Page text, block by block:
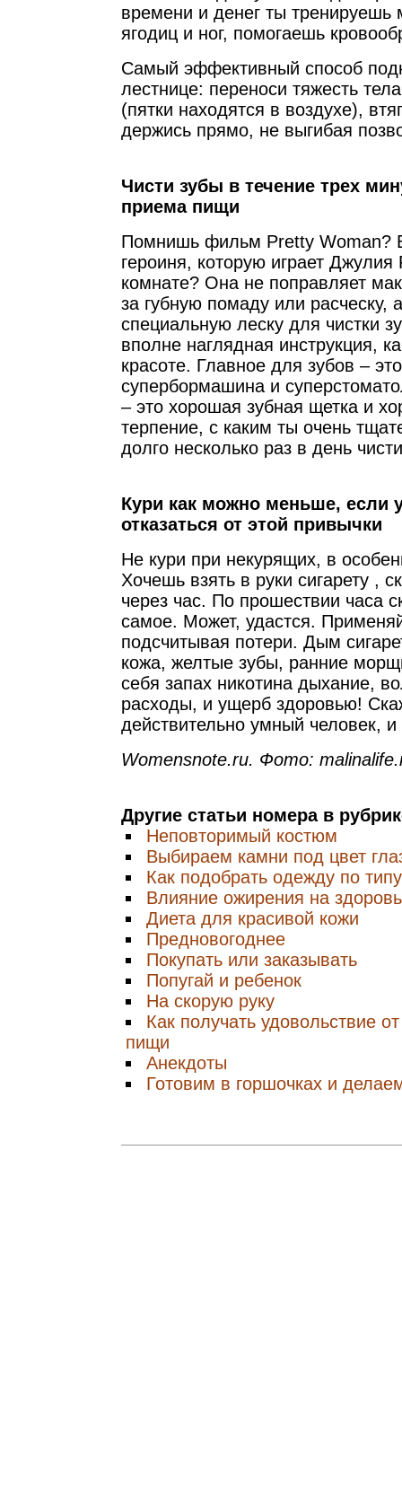
времени и денег ты
ягодиц и ног, помогаешь
Самый эффективный способ
лестнице: переноси тяжесть
(пятки находятся в воздухе),
держись прямо, не выгибая
Чисти зубы в течение трех
приема пищи
Помнишь фильм Pretty Woman?
героиня, которую играет Джулия
комнате? Она не поправляет
за губную помаду или расческу,
специальную леску для чистки
вполне наглядная инструкция,
красоте. Главное для зубов –
супербормашина и
– это хорошая зубная щетка и
терпение, с каким ты очень
долго несколько раз в день
Кури как можно меньше, если
отказаться от этой привычки
Не кури при некурящих, в
Хочешь взять в руки сигарету ,
через час. По прошествии часа
самое. Может, удастся.
подсчитывая потери. Дым
кожа, желтые зубы, ранние
себя запах никотина дыхание,
расходы, и ущерб здоровью!
действительно умный человек,
Womensnote.ru. Фото:
Другие статьи номера в
Неповторимый костюм
Выбираем камни под цвет
Как подобрать одежду по
Влияние ожирения на
Диета для красивой кожи
Предновогоднее
Покупать или заказывать
Попугай и ребенок
На скорую руку
Как получать удовольствие
пищи
Анекдоты
Готовим в горшочках и